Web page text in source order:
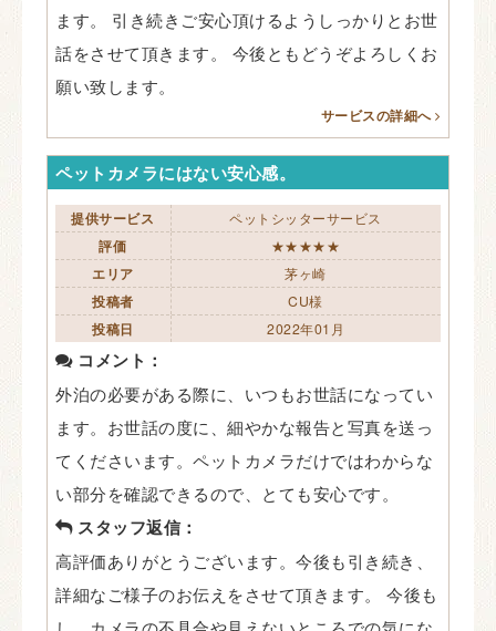
ます。 引き続きご安心頂けるようしっかりとお世
話をさせて頂きます。 今後ともどうぞよろしくお
願い致します。
サービスの詳細へ
ペットカメラにはない安心感。
提供サービス ペットシッターサービス
評価 ★★★★★
エリア 茅ヶ崎
投稿者 CU様
投稿日 2022年01月
コメント：
外泊の必要がある際に、いつもお世話になってい
ます。お世話の度に、細やかな報告と写真を送っ
てくださいます。ペットカメラだけではわからな
い部分を確認できるので、とても安心です。
スタッフ返信：
高評価ありがとうございます。今後も引き続き、
詳細なご様子のお伝えをさせて頂きます。 今後も